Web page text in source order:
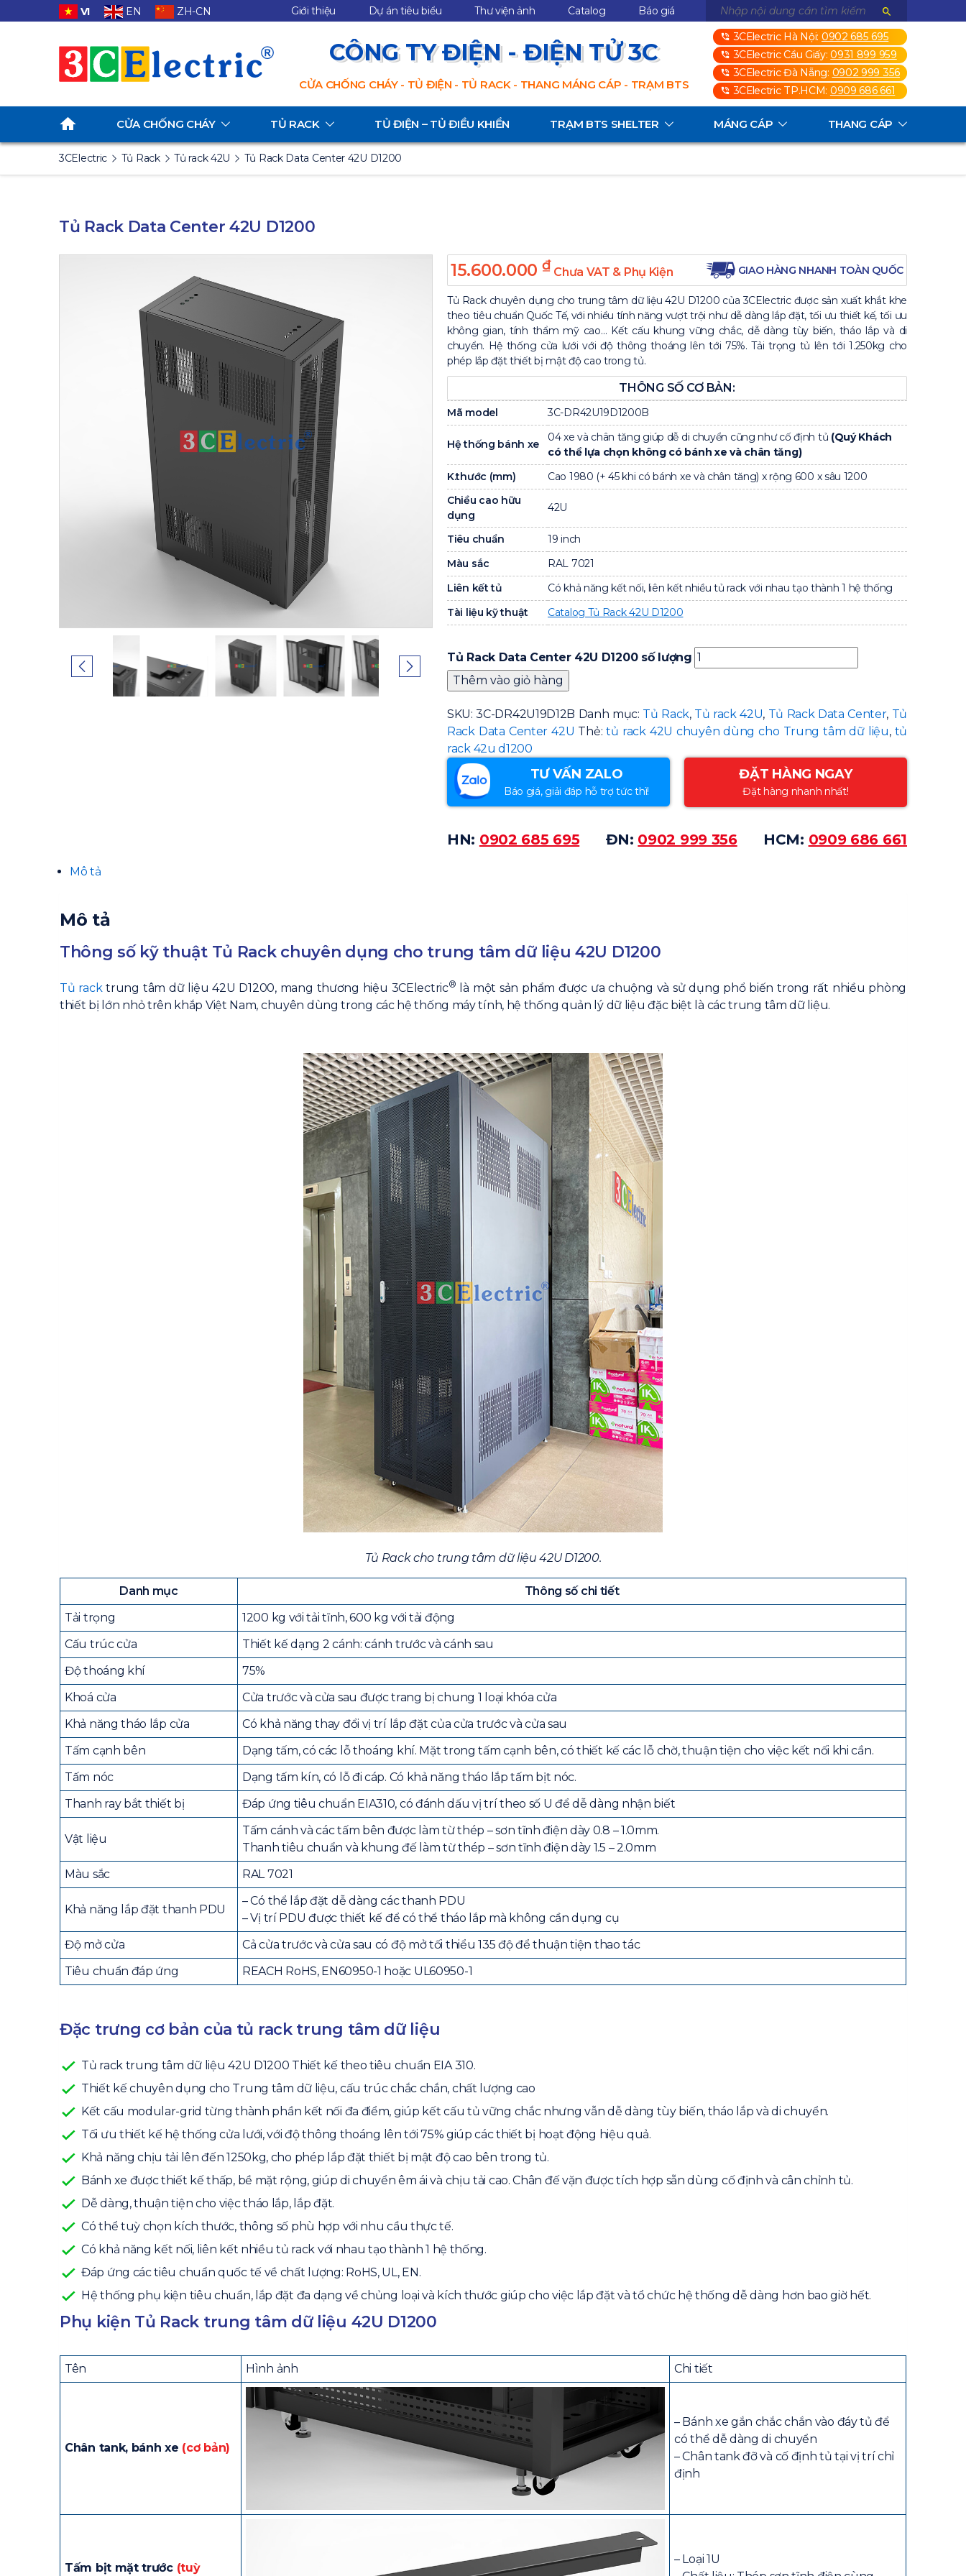
VI EN ZH-CN Giới thiệu Dự án tiêu biểu Thư viện ảnh Catalog Báo giá
CÔNG TY ĐIỆN - ĐIỆN TỬ 3C
CỬA CHỐNG CHÁY - TỦ ĐIỆN - TỦ RACK - THANG MÁNG CÁP - TRẠM BTS
3CElectric Hà Nội: 0902 685 695
3CElectric Cầu Giấy:0931 899 959
3CElectric Đà Nẵng: 0902 999 356
3CElectric TP.HCM: 0909 686 661
CỬA CHỐNG CHÁY TỦ RACK TỦ ĐIỆN – TỦ ĐIỀU KHIỂN TRẠM BTS SHELTER MÁNG CÁP THANG CÁP
3CElectric Tủ Rack Tủ rack 42U Tủ Rack Data Center 42U D1200
Tủ Rack Data Center 42U D1200
15.600.000 ₫ Chưa VAT & Phụ Kiện GIAO HÀNG NHANH TOÀN QUỐC
Tủ Rack chuyên dụng cho trung tâm dữ liệu 42U D1200 của 3CElectric được sản xuất khắt khe
theo tiêu chuẩn Quốc Tế, với nhiều tính năng vượt trội như dễ dàng lắp đặt, tối ưu thiết kế, tối ưu
không gian, tính thẩm mỹ cao… Kết cấu khung vững chắc, dễ dàng tùy biến, tháo lắp và di
chuyển. Hệ thống cửa lưới với độ thông thoáng lên tới 75%. Tải trọng tủ lên tới 1.250kg cho
phép lắp đặt thiết bị mật độ cao trong tủ.
THÔNG SỐ CƠ BẢN:
Mã model 3C-DR42U19D1200B
Hệ thống bánh xe
04 xe và chân tăng giúp dễ di chuyển cũng như cố định tủ (Quý Khách
có thể lựa chọn không có bánh xe và chân tăng)
K.thước (mm)
Cao 1980 (+ 45 khi có bánh xe và chân tăng) x rộng 600 x sâu 1200
Chiều cao hữu
dụng
42U
Tiêu chuẩn
19 inch
Màu sắc
RAL 7021
Liên kết tủ
Có khả năng kết nối, liên kết nhiều tủ rack với nhau tạo thành 1 hệ thống
Tài liệu kỹ thuật
Catalog Tủ Rack 42U D1200
Tủ Rack Data Center 42U D1200 số lượng
Thêm vào giỏ hàng
SKU:3C-DR42U19D12B Danh mục: Tủ Rack, Tủ rack 42U, Tủ Rack Data Center, Tủ
Rack Data Center 42U Thẻ:tủ rack 42U chuyên dùng cho Trung tâm dữ liệu, tủ
rack 42u d1200
TƯ VẤN ZALO
Báo giá, giải đáp hỗ trợ tức thì!
ĐẶT HÀNG NGAY
Đặt hàng nhanh nhất!
HN: 0902 685 695 ĐN: 0902 999 356 HCM: 0909 686 661
Mô tả
Mô tả
Thông số kỹ thuật Tủ Rack chuyên dụng cho trung tâm dữ liệu 42U D1200
Tủ racktrung tâm dữ liệu 42U D1200, mang thương hiệu 3CElectric®
là một sản phẩm được ưa chuộng và sử dụng phổ biến trong rất nhiều phòng
thiết bị lớn nhỏ trên khắp Việt Nam, chuyên dùng trong các hệ thống máy tính, hệ thống quản lý dữ liệu đặc biệt là các trung tâm dữ liệu.
Tủ Rack cho trung tâm dữ liệu 42U D1200.
Danh mục
Thông số chi tiết
Tải trọng
1200 kg với tải tĩnh, 600 kg với tải động
Cấu trúc cửa
Thiết kế dạng 2 cánh: cánh trước và cánh sau
Độ thoáng khí
75%
Khoá cửa
Cửa trước và cửa sau được trang bị chung 1 loại khóa cửa
Khả năng tháo lắp cửa
Có khả năng thay đổi vị trí lắp đặt của cửa trước và cửa sau
Tấm cạnh bên
Dạng tấm, có các lỗ thoáng khí. Mặt trong tấm cạnh bên, có thiết kế các lỗ chờ, thuận tiện cho việc kết nối khi cần.
Tấm nóc
Dạng tấm kín, có lỗ đi cáp. Có khả năng tháo lắp tấm bịt nóc.
Thanh ray bắt thiết bị
Đáp ứng tiêu chuẩn EIA310, có đánh dấu vị trí theo số U để dễ dàng nhận biết
Vật liệu
Tấm cánh và các tấm bên được làm từ thép – sơn tĩnh điện dày 0.8 – 1.0mm.
Thanh tiêu chuẩn và khung đế làm từ thép – sơn tĩnh điện dày 1.5 – 2.0mm
Màu sắc
RAL 7021
Khả năng lắp đặt thanh PDU
– Có thể lắp đặt dễ dàng các thanh PDU
– Vị trí PDU được thiết kế để có thể tháo lắp mà không cần dụng cụ
Độ mở cửa
Cả cửa trước và cửa sau có độ mở tối thiểu 135 độ để thuận tiện thao tác
Tiêu chuẩn đáp ứng
REACH RoHS, EN60950-1 hoặc UL60950-1
Đặc trưng cơ bản của tủ rack trung tâm dữ liệu
Tủ rack trung tâm dữ liệu 42U D1200 Thiết kế theo tiêu chuẩn EIA 310.
Thiết kế chuyên dụng cho Trung tâm dữ liệu, cấu trúc chắc chắn, chất lượng cao
Kết cấu modular-grid từng thành phần kết nối đa điểm, giúp kết cấu tủ vững chắc nhưng vẫn dễ dàng tùy biến, tháo lắp và di chuyển.
Tối ưu thiết kế hệ thống cửa lưới, với độ thông thoáng lên tới 75% giúp các thiết bị hoạt động hiệu quả.
Khả năng chịu tải lên đến 1250kg, cho phép lắp đặt thiết bị mật độ cao bên trong tủ.
Bánh xe được thiết kế thấp, bề mặt rộng, giúp di chuyển êm ái và chịu tải cao. Chân đế vặn được tích hợp sẵn dùng cố định và cân chỉnh tủ.
Dễ dàng, thuận tiện cho việc tháo lắp, lắp đặt.
Có thể tuỳ chọn kích thước, thông số phù hợp với nhu cầu thực tế.
Có khả năng kết nối, liên kết nhiều tủ rack với nhau tạo thành 1 hệ thống.
Đáp ứng các tiêu chuẩn quốc tế về chất lượng: RoHS, UL, EN.
Hệ thống phụ kiện tiêu chuẩn, lắp đặt đa dạng về chủng loại và kích thước giúp cho việc lắp đặt và tổ chức hệ thống dễ dàng hơn bao giờ hết.
Phụ kiện Tủ Rack trung tâm dữ liệu 42U D1200
Tên Hình ảnh Chi tiết
Chân tank, bánh xe (cơ bản)
– Bánh xe gắn chắc chắn vào đáy tủ để
có thể dễ dàng di chuyển
– Chân tank đỡ và cố định tủ tại vị trí chỉ
định
Tấm bịt mặt trước (tuỳ
– Loại 1U